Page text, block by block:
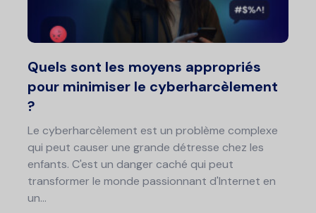
Quels sont les moyens appropriés
pour minimiser le cyberharcèlement
?
Le cyberharcèlement est un problème complexe
qui peut causer une grande détresse chez les
enfants. C'est un danger caché qui peut
transformer le monde passionnant d'Internet en
un...